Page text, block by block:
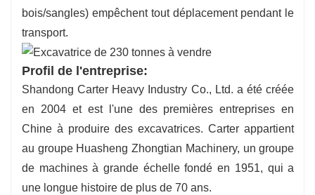
bois/sangles) empêchent tout déplacement pendant le
transport.
Profil de l'entreprise:
Shandong Carter Heavy Industry Co., Ltd. a été créée
en 2004 et est l'une des premières entreprises en
Chine à produire des excavatrices. Carter appartient
au groupe Huasheng Zhongtian Machinery, un groupe
de machines à grande échelle fondé en 1951, qui a
une longue histoire de plus de 70 ans.